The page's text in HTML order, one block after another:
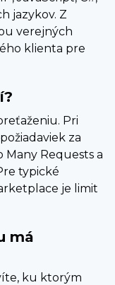
jazykov. Z
verejných
klienta pre
Pri
za
Many Requests a
typické
je limit
má
ku ktorým